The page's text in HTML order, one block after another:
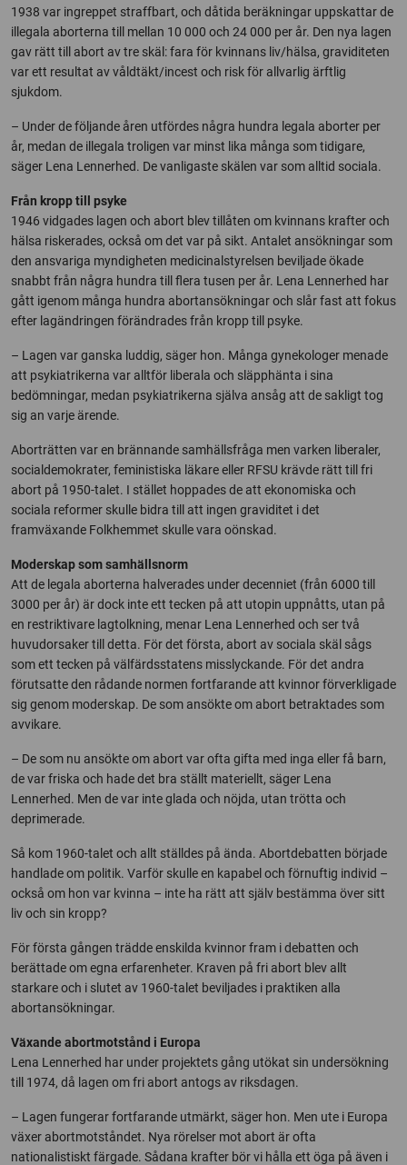
1938 var ingreppet straffbart, och dåtida beräkningar uppskattar de
illegala aborterna till mellan 10 000 och 24 000 per år. Den nya lagen
gav rätt till abort av tre skäl: fara för kvinnans liv/hälsa, graviditeten
var ett resultat av våldtäkt/incest och risk för allvarlig ärftlig
sjukdom.
– Under de följande åren utfördes några hundra legala aborter per
år, medan de illegala troligen var minst lika många som tidigare,
säger Lena Lennerhed. De vanligaste skälen var som alltid sociala.
Från kropp till psyke
1946 vidgades lagen och abort blev tillåten om kvinnans krafter och
hälsa riskerades, också om det var på sikt. Antalet ansökningar som
den ansvariga myndigheten medicinalstyrelsen beviljade ökade
snabbt från några hundra till flera tusen per år. Lena Lennerhed har
gått igenom många hundra abortansökningar och slår fast att fokus
efter lagändringen förändrades från kropp till psyke.
– Lagen var ganska luddig, säger hon. Många gynekologer menade
att psykiatrikerna var alltför liberala och släpphänta i sina
bedömningar, medan psykiatrikerna själva ansåg att de sakligt tog
sig an varje ärende.
Aborträtten var en brännande samhällsfråga men varken liberaler,
socialdemokrater, feministiska läkare eller RFSU krävde rätt till fri
abort på 1950-talet. I stället hoppades de att ekonomiska och
sociala reformer skulle bidra till att ingen graviditet i det
framväxande Folkhemmet skulle vara oönskad.
Moderskap som samhällsnorm
Att de legala aborterna halverades under decenniet (från 6000 till
3000 per år) är dock inte ett tecken på att utopin uppnåtts, utan på
en restriktivare lagtolkning, menar Lena Lennerhed och ser två
huvudorsaker till detta. För det första, abort av sociala skäl sågs
som ett tecken på välfärdsstatens misslyckande. För det andra
förutsatte den rådande normen fortfarande att kvinnor förverkligade
sig genom moderskap. De som ansökte om abort betraktades som
avvikare.
– De som nu ansökte om abort var ofta gifta med inga eller få barn,
de var friska och hade det bra ställt materiellt, säger Lena
Lennerhed. Men de var inte glada och nöjda, utan trötta och
deprimerade.
Så kom 1960-talet och allt ställdes på ända. Abortdebatten började
handlade om politik. Varför skulle en kapabel och förnuftig individ –
också om hon var kvinna – inte ha rätt att själv bestämma över sitt
liv och sin kropp?
För första gången trädde enskilda kvinnor fram i debatten och
berättade om egna erfarenheter. Kraven på fri abort blev allt
starkare och i slutet av 1960-talet beviljades i praktiken alla
abortansökningar.
Växande abortmotstånd i Europa
Lena Lennerhed har under projektets gång utökat sin undersökning
till 1974, då lagen om fri abort antogs av riksdagen.
– Lagen fungerar fortfarande utmärkt, säger hon. Men ute i Europa
växer abortmotståndet. Nya rörelser mot abort är ofta
nationalistiskt färgade. Sådana krafter bör vi hålla ett öga på även i